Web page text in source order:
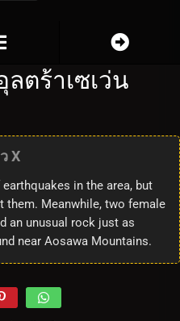
ลตร้าเซเว่น
X
in the area, but
them. Meanwhile, two female
an unusual rock just as
near Aosawa Mountains.